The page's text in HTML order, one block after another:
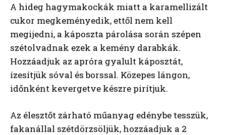
A hideg hagymakockák miatt a karamellizált
cukor megkeményedik, ettől nem kell
megijedni, a káposzta párolása során szépen
szétolvadnak ezek a kemény darabkák.
Hozzáadjuk az apróra gyalult káposztát,
ízesítjük sóval és borssal. Közepes lángon,
időnként kevergetve készre pirítjuk.
Az élesztőt zárható műanyag edénybe tesszük,
fakanállal szétdörzsöljük, hozzáadjuk a 2